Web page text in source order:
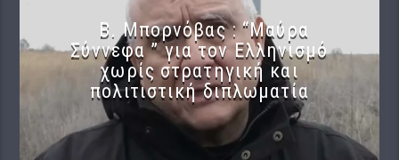
B. Μπορνόβας : “Μαύρα
Σύννεφα ” για τον Ελληνισμό
χωρίς στρατηγική και
πολιτιστική διπλωματία